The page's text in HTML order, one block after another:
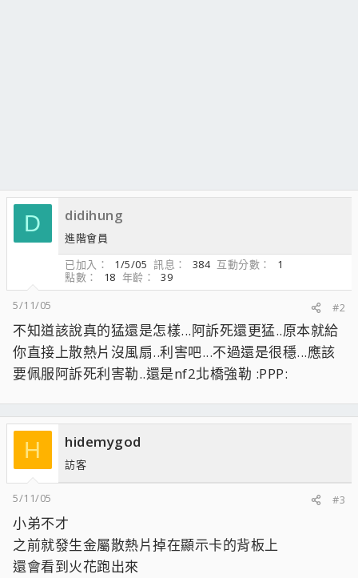
D didihung
進階會員
已加入
1/5/05 訊息 384 互動分數
1
點數
18 年齡
39
5/11/05
#2
不知道該說真的猛還是怎樣...阿訴死還更猛..原本就給
你直接上散熱片沒風扇..利害吧...不過還是很穩...應該
要佩服阿訴死利害勒..還是nf2北橋強勒 :PPP:
H hidemygod
訪客
5/11/05 #3
小弟不才
之前就發生金屬散熱片掉在顯示卡的背板上
還會看到火花跑出來